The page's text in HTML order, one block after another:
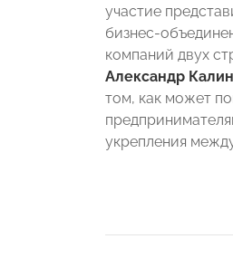
участие
бизнес-
компаний двух
Александр
том, как может
укрепления